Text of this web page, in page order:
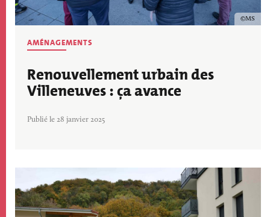
MS
AMÉNAGEMENTS
Renouvellement urbain des
Villeneuves : ça avance
Publié le 28 janvier 2025